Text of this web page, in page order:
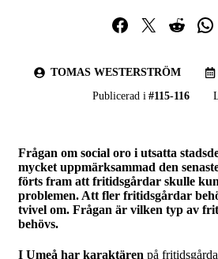
Dela på Facebook
Dela på TwitterDela på Reddit
TOMAS WESTERSTRÖM
Publicerad i #115-116
Frågan om social oro i utsatta
mycket uppmärksammad den
förts fram att fritidsgårdar skulle
problemen. Att fler fritidsgårdar
tvivel om. Frågan är vilken typ av
behövs.
I Umeå har karaktären på